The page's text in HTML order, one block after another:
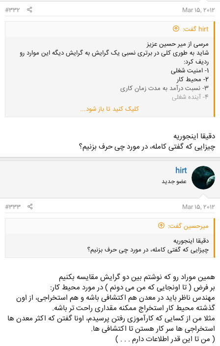
Mar 15, 2012
#332
hirt گفت:
مرسی از میر حسین عزیز
شاید به طوری کلی در برتری نسبی یک گرایش به گرایش دیگه این موارد رو
ردیف کرد:
1- امنیت شغلی
2- محیط کار
3- نسبت درآمد به مدت زمان کاری
4- آینده شغلی
این موضوع که کدوم گرایش مرجح هست بهتر بود در زمینه های بالا در
کلیک کنید تا باز شود...
دقیقا اینجوریه
چیزایی که گفتی کامله، در مورد چی حرف بزنیم؟
hirt
عضو جدید
Mar 15, 2012
#333
میرحسین گفت:
دقیقا اینجوریه
چیزایی که گفتی کامله، در مورد چی حرف بزنیم؟
کلیک کنید تا باز شود...
همین موراد رو که نوشتم بین دو گرایش مقایسه بکنیم
بر فرض ( تا اونجایی که من می دونم ) در مورد محیط کار:
مهندس ناظر باید در معدن هم اکتشافی باشه و هم استخراجی، از اون
گذشته محیط کار استخراج ممکنه مقداری راحت تر باشه.
مثلا من از کسایی که کارآموزی رفتن پرسیدم، اونا گفتن که اکثر معدن ها
استخراجی ها سر کار هستن تا اکتشافی ها.
( من تا این قدر اطلاعات دارم . . . )